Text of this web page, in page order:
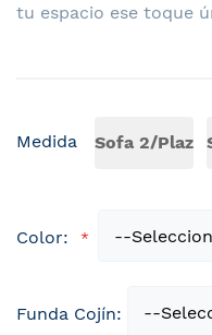
tu espacio ese toque
Medida Sofa 2/Plaz
Color:
Funda Cojín: